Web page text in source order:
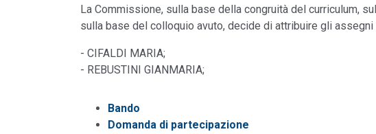
La Commissione, sulla base della congruità del curriculum,
sulla base del colloquio avuto, decide di attribuire gli
- CIFALDI MARIA;
- REBUSTINI GIANMARIA;
Bando
Domanda di partecipazione